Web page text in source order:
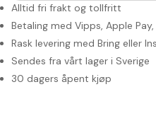
Alltid fri frakt og tollfritt
Betaling med Vipps, Apple
Rask levering med Bring eller
Sendes fra vårt lager i Sverige
30 dagers åpent kjøp